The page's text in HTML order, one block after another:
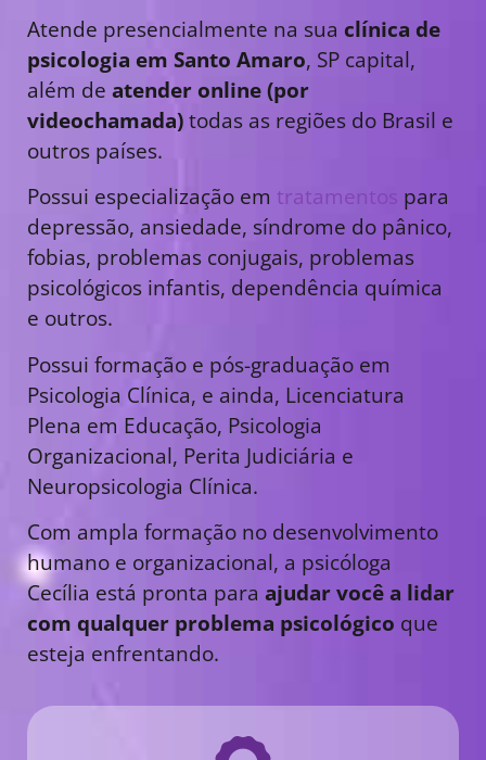
Atende presencialmente na sua clínica de
psicologia em Santo Amaro, SP capital,
além de atender online (por
videochamada)todas as regiões do Brasil e
outros países.
Possui especialização em tratamentos para
depressão, ansiedade, síndrome do pânico,
fobias, problemas conjugais, problemas
psicológicos infantis, dependência química
e outros.
Possui formação e pós-graduação em
Psicologia Clínica, e ainda, Licenciatura
Plena em Educação, Psicologia
Organizacional, Perita Judiciária e
Neuropsicologia Clínica.
Com ampla formação no desenvolvimento
humano e organizacional, a psicóloga
Cecília está pronta para ajudar você a lidar
com qualquer problema psicológico que
esteja enfrentando.